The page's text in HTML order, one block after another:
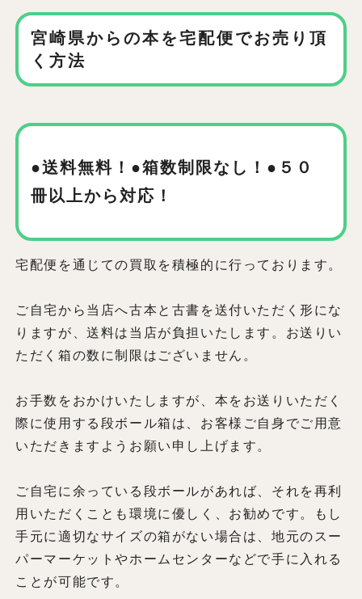
宮崎県からの本を宅配便でお売り頂
く方法
●送料無料！●箱数制限なし！ ●５０
冊以上から対応！
宅配便を通じての買取を積極的に行っております。
ご自宅から当店へ古本と古書を送付いただく形にな
りますが、送料は当店が負担いたします。お送りい
ただく箱の数に制限はございません。
お手数をおかけいたしますが、本をお送りいただく
際に使用する段ボール箱は、お客様ご自身でご用意
いただきますようお願い申し上げます。
ご自宅に余っている段ボールがあれば、それを再利
用いただくことも環境に優しく、お勧めです。もし
手元に適切なサイズの箱がない場合は、地元のスー
パーマーケットやホームセンターなどで手に入れる
ことが可能です。